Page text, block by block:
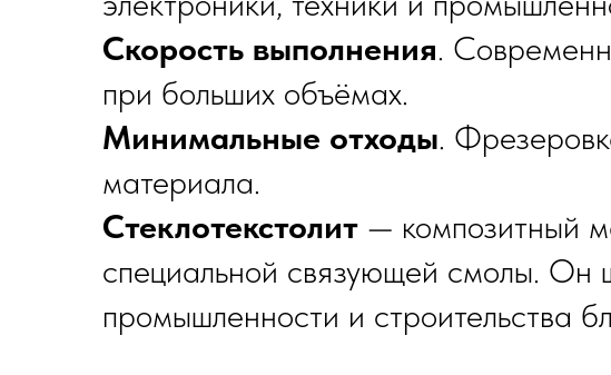
Скорость выполнения.
при больших объёмах.
Минимальные отходы.
материала.
Стеклотекстолит — композитный
специальной связующей смолы. Он
промышленности и строительства